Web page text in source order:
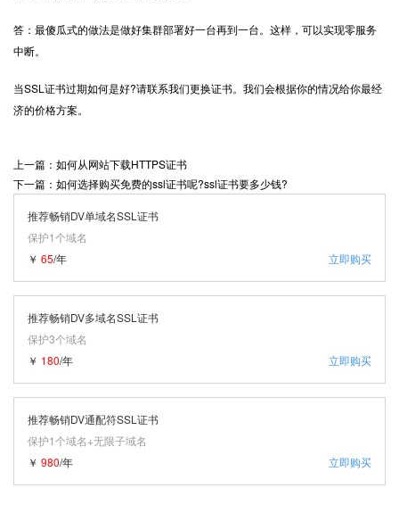
答：最傻瓜式的做法是做好集群部署好一台再到一台。这样，可以实现零服务
中断。
当SSL证书过期如何是好?请联系我们更换证书。我们会根据你的情况给你最经
济的价格方案。
上一篇：如何从网站下载HTTPS证书
下一篇：如何选择购买免费的ssl证书呢?ssl证书要多少钱?
推荐畅销DV单域名SSL证书
保护1个域名
立即购买
￥ 65/年
推荐畅销DV多域名SSL证书
保护3个域名
立即购买
￥ 180/年
推荐畅销DV通配符SSL证书
保护1个域名+无限子域名
立即购买
￥ 980/年